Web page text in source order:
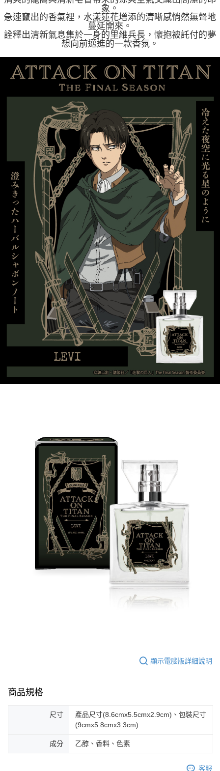
象。
急速竄出的香氣裡，水漾蓮花增添的清晰感悄然無聲地
蔓延開來。
詮釋出清新氣息集於一身的里維兵長，懷抱被託付的夢
想向前邁進的一款香氛。
顯示電腦版詳細說明
商品規格
尺寸
產品尺寸(8.6cmx5.5cmx2.9cm)、包裝尺寸
(9cmx5.8cmx3.3cm)
成分 乙醇、香料、色素
客服